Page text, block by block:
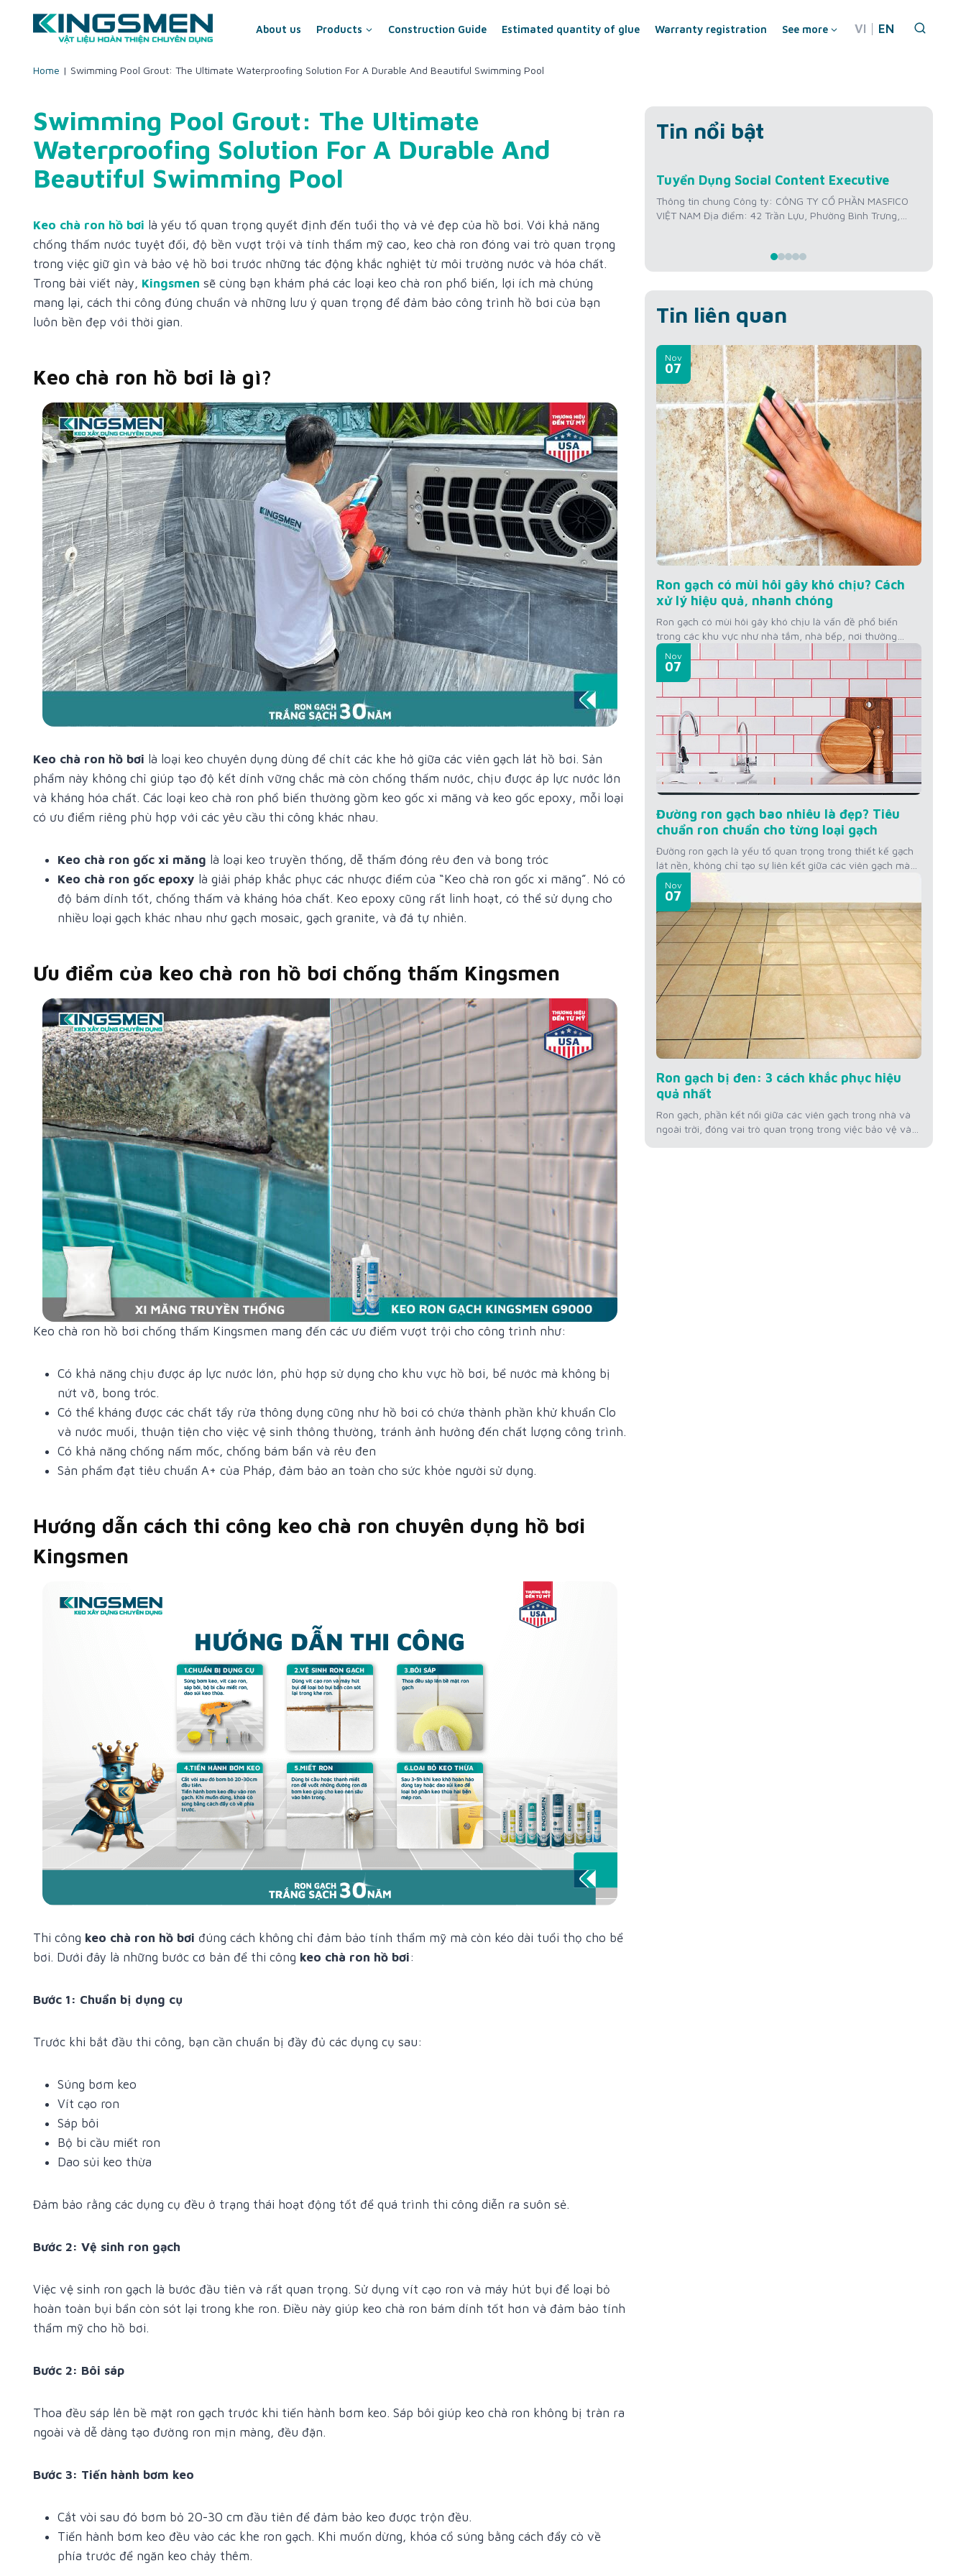
About us Products Construction Guide Estimated quantity of glue Warranty registration See more VI EN
Home | Swimming Pool Grout: The Ultimate Waterproofing Solution For A Durable And Beautiful Swimming Pool
Swimming Pool Grout: The Ultimate
Waterproofing Solution For A Durable And
Beautiful Swimming Pool
Keo chà ron hồ bơi là yếu tố quan trọng quyết định đến tuổi thọ và vẻ đẹp của hồ bơi. Với khả năng
chống thấm nước tuyệt đối, độ bền vượt trội và tính thẩm mỹ cao, keo chà ron đóng vai trò quan trọng
trong việc giữ gìn và bảo vệ hồ bơi trước những tác động khắc nghiệt từ môi trường nước và hóa chất.
Trong bài viết này, Kingsmen sẽ cùng bạn khám phá các loại keo chà ron phổ biến, lợi ích mà chúng
mang lại, cách thi công đúng chuẩn và những lưu ý quan trọng để đảm bảo công trình hồ bơi của bạn
luôn bền đẹp với thời gian.
Keo chà ron hồ bơi là gì?
Keo chà ron hồ bơi là loại keo chuyên dụng dùng để chít các khe hở giữa các viên gạch lát hồ bơi. Sản
phẩm này không chỉ giúp tạo độ kết dính vững chắc mà còn chống thấm nước, chịu được áp lực nước lớn
và kháng hóa chất. Các loại keo chà ron phổ biến thường gồm keo gốc xi măng và keo gốc epoxy, mỗi loại
có ưu điểm riêng phù hợp với các yêu cầu thi công khác nhau.
Keo chà ron gốc xi măng là loại keo truyền thống, dễ thấm đóng rêu đen và bong tróc
Keo chà ron gốc epoxy là giải pháp khắc phục các nhược điểm của “Keo chà ron gốc xi măng”. Nó có
độ bám dính tốt, chống thấm và kháng hóa chất. Keo epoxy cũng rất linh hoạt, có thể sử dụng cho
nhiều loại gạch khác nhau như gạch mosaic, gạch granite, và đá tự nhiên.
Ưu điểm của keo chà ron hồ bơi chống thấm Kingsmen
Keo chà ron hồ bơi chống thấm Kingsmen mang đến các ưu điểm vượt trội cho công trình như:
Có khả năng chịu được áp lực nước lớn, phù hợp sử dụng cho khu vực hồ bơi, bể nước mà không bị
nứt vỡ, bong tróc.
Có thể kháng được các chất tẩy rửa thông dụng cũng như hồ bơi có chứa thành phần khử khuẩn Clo
và nước muối, thuận tiện cho việc vệ sinh thông thường, tránh ảnh hưởng đến chất lượng công trình.
Có khả năng chống nấm mốc, chống bám bẩn và rêu đen
Sản phẩm đạt tiêu chuẩn A+ của Pháp, đảm bảo an toàn cho sức khỏe người sử dụng.
Hướng dẫn cách thi công keo chà ron chuyên dụng hồ bơi
Kingsmen
Thi công keo chà ron hồ bơi đúng cách không chỉ đảm bảo tính thẩm mỹ mà còn kéo dài tuổi thọ cho bể
bơi. Dưới đây là những bước cơ bản để thi công keo chà ron hồ bơi:
Bước 1: Chuẩn bị dụng cụ
Trước khi bắt đầu thi công, bạn cần chuẩn bị đầy đủ các dụng cụ sau:
Súng bơm keo
Vít cạo ron
Sáp bôi
Bộ bi cầu miết ron
Dao sủi keo thừa
Đảm bảo rằng các dụng cụ đều ở trạng thái hoạt động tốt để quá trình thi công diễn ra suôn sẻ.
Bước 2: Vệ sinh ron gạch
Việc vệ sinh ron gạch là bước đầu tiên và rất quan trọng. Sử dụng vít cạo ron và máy hút bụi để loại bỏ
hoàn toàn bụi bẩn còn sót lại trong khe ron. Điều này giúp keo chà ron bám dính tốt hơn và đảm bảo tính
thẩm mỹ cho hồ bơi.
Bước 2: Bôi sáp
Thoa đều sáp lên bề mặt ron gạch trước khi tiến hành bơm keo. Sáp bôi giúp keo chà ron không bị tràn ra
ngoài và dễ dàng tạo đường ron mịn màng, đều đặn.
Bước 3: Tiến hành bơm keo
Cắt vòi sau đó bơm bỏ 20-30 cm đầu tiên để đảm bảo keo được trộn đều.
Tiến hành bơm keo đều vào các khe ron gạch. Khi muốn dừng, khóa cổ súng bằng cách đẩy cò về
phía trước để ngăn keo chảy thêm.
Tin nổi bật
22
Tuyển Dụng Social Content Executive
Thông tin chung Công ty: CÔNG TY CỔ PHẦN MASFICO
VIỆT NAM Địa điểm: 42 Trần Lựu, Phường Bình Trưng,
Số lượng tuyển: 01 người Thời gian làm việc: Thứ 2 –
Thứ...
Tin liên quan
Nov
07
Ron gạch có mùi hôi gây khó chịu? Cách
xử lý hiệu quả, nhanh chóng
Ron gạch có mùi hôi gây khó chịu là vấn đề phổ biến
trong các khu vực như nhà tắm, nhà bếp, nơi thường
xuyên tiếp xúc với độ ẩm và dễ bám bẩn. Mùi hôi từ
đường ron không chỉ làm mất vệ sinh mà còn ảnh hưởng
đến không gian sống. Để khắc...
Nov
07
Đường ron gạch bao nhiêu là đẹp? Tiêu
chuẩn ron chuẩn cho từng loại gạch
Đường ron gạch là yếu tố quan trọng trong thiết kế gạch
lát nền, không chỉ tạo sự liên kết giữa các viên gạch mà
còn ảnh hưởng đến thẩm mỹ không gian. Vậy đường ron
gạch bao nhiêu là đẹp? Hãy cùng tìm hiểu tiêu chuẩn
đường ron cho từng loại gạch mà KINGSMEN...
Nov
07
Ron gạch bị đen: 3 cách khắc phục hiệu
quả nhất
Ron gạch, phần kết nối giữa các viên gạch trong nhà và
ngoài trời, đóng vai trò quan trọng trong việc bảo vệ và